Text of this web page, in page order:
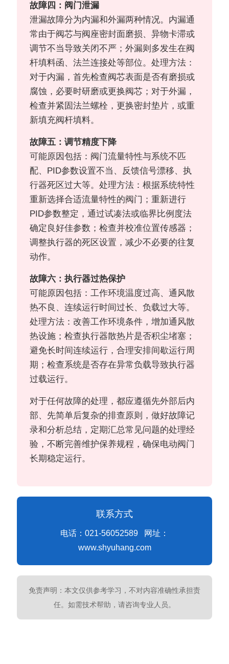
故障四：阀门泄漏
泄漏故障分为内漏和外漏两种情况。内漏通
常由于阀芯与阀座密封面磨损、异物卡滞或
调节不当导致关闭不严；外漏则多发生在阀
杆填料函、法兰连接处等部位。处理方法：
对于内漏，首先检查阀芯表面是否有磨损或
腐蚀，必要时研磨或更换阀芯；对于外漏，
检查并紧固法兰螺栓，更换密封垫片，或重
新填充阀杆填料。
故障五：调节精度下降
可能原因包括：阀门流量特性与系统不匹
配、PID参数设置不当、反馈信号漂移、执
行器死区过大等。处理方法：根据系统特性
重新选择合适流量特性的阀门；重新进行
PID参数整定，通过试凑法或临界比例度法
确定良好佳参数；检查并校准位置传感器；
调整执行器的死区设置，减少不必要的往复
动作。
故障六：执行器过热保护
可能原因包括：工作环境温度过高、通风散
热不良、连续运行时间过长、负载过大等。
处理方法：改善工作环境条件，增加通风散
热设施；检查执行器散热片是否积尘堵塞；
避免长时间连续运行，合理安排间歇运行周
期；检查系统是否存在异常负载导致执行器
过载运行。
对于任何故障的处理，都应遵循先外部后内
部、先简单后复杂的排查原则，做好故障记
录和分析总结，定期汇总常见问题的处理经
验，不断完善维护保养规程，确保电动阀门
长期稳定运行。
联系方式
电话：021-56052589 网址：
www.shyuhang.com
免责声明：本文仅供参考学习，不对内容准确性承担责
任。如需技术帮助，请咨询专业人员。